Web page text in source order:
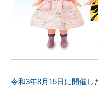
令和3年8月15日に開催